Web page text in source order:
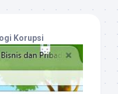
Korupsi